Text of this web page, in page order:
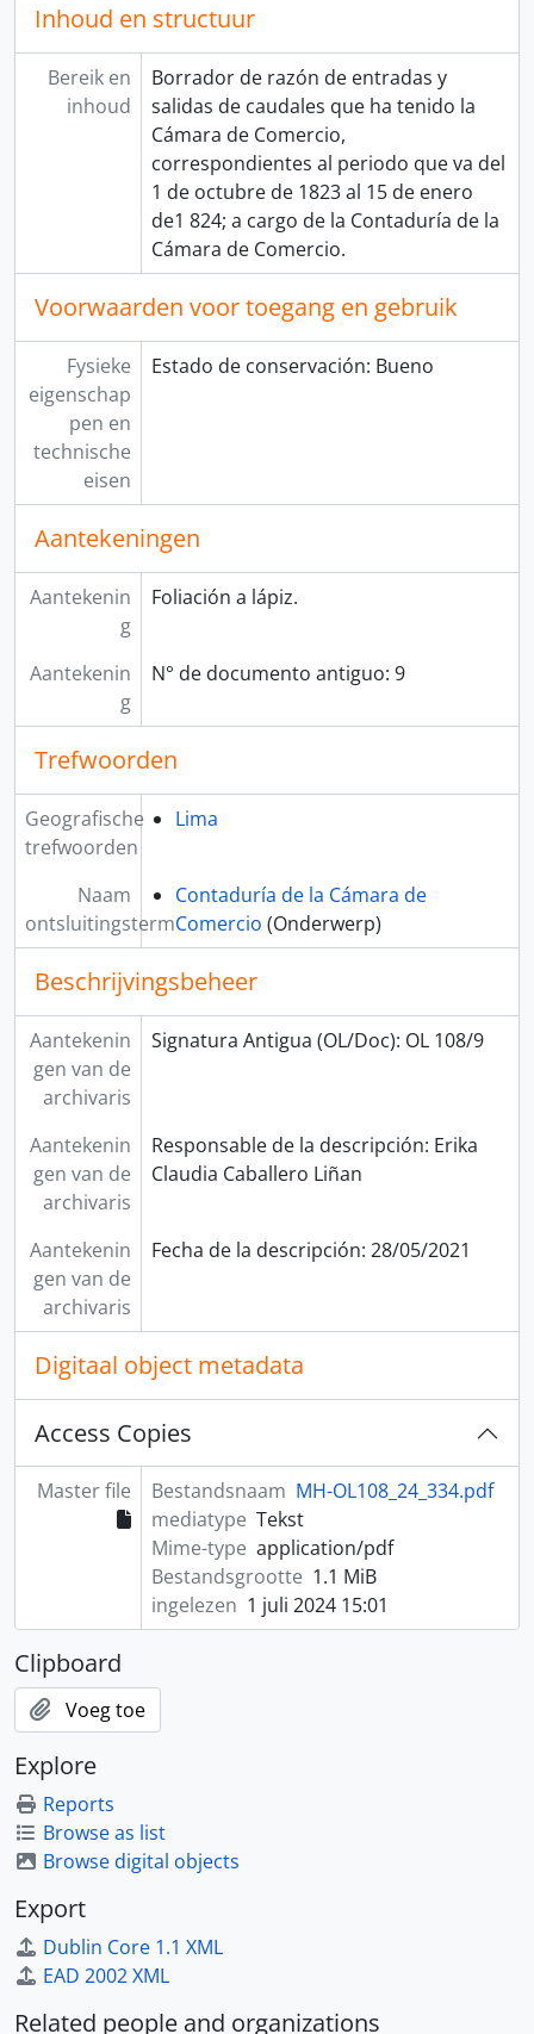
Inhoud en structuur
Bereik en
inhoud
Borrador de razón de entradas y
salidas de caudales que ha tenido la
Cámara de Comercio,
correspondientes al periodo que va del
1 de octubre de 1823 al 15 de enero
de1 824; a cargo de la Contaduría de la
Cámara de Comercio.
Voorwaarden voor toegang en gebruik
Fysieke
eigenschap
pen en
technische
eisen
Estado de conservación: Bueno
Aantekeningen
Aantekenin
g
Foliación a lápiz.
Aantekenin
g
N° de documento antiguo: 9
Trefwoorden
Geografische
trefwoorden
Lima
Naam
ontsluitingsterm
Contaduría de la Cámara de
Comercio (Onderwerp)
Beschrijvingsbeheer
Aantekenin
gen van de
archivaris
Signatura Antigua (OL/Doc): OL 108/9
Aantekenin
gen van de
archivaris
Responsable de la descripción: Erika
Claudia Caballero Liñan
Aantekenin
gen van de
archivaris
Fecha de la descripción: 28/05/2021
Digitaal object metadata
Access Copies
Master file Bestandsnaam MH-OL108_24_334.pdf
mediatype Tekst
Mime-type application/pdf
Bestandsgrootte 1.1 MiB
ingelezen 1 juli 2024 15:01
Clipboard
Voeg toe
Explore
Reports
Browse as list
Browse digital objects
Export
Dublin Core 1.1 XML
EAD 2002 XML
Related people and organizations